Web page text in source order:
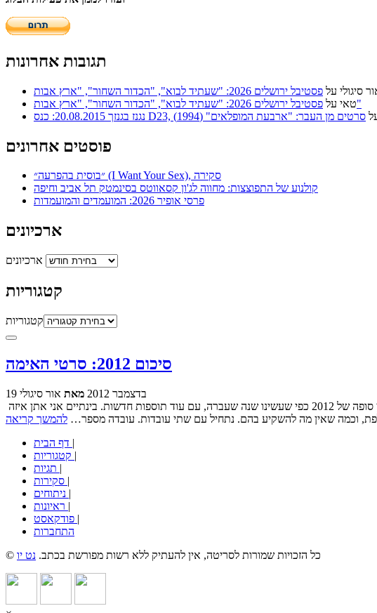
תגובות אחרונות
סיגולי על
טאי על
פסטיבל ירושלים 2026: "שעתיד לבוא", "הכדור השחור", "ארץ אבות"
סרטים מן העבר: "ארבעת המופלאים" (1994)
פוסטים אחרונים
״בוסית בהפרעה״ (I Want Your Sex), סקירה
קולנוע של התפוצצות: מחווה לג'ון קסאווטס בסינמטק תל אביב וחיפה
פרסי אופיר 2026: המועמדים והמועמדות
ארכיונים
ארכיונים
קטגוריות
קטגוריות
סיכום 2012: סרטי האימה
19 בדצמבר 2012 מאת אור סיגולי
וכמה שאין מה להשקיע בהם. נתחיל עם שתי עובדות. עובדה מספר… להמשך קריאה
|
|
|
|
|
|
|
התחברות
© כל הזכויות שמורות לסריטה, אין להעתיק ללא רשות מפורשת בכתב. נט יו